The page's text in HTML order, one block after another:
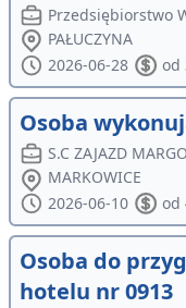
Przedsiębiorstwo
PAŁUCZYNA
2026-06-28
od
Osoba
S.C ZAJAZD
MARKOWICE
2026-06-10
od
Osoba do
hotelu nr 0913